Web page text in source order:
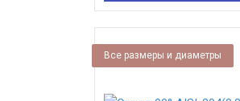
Все размеры и диаметры